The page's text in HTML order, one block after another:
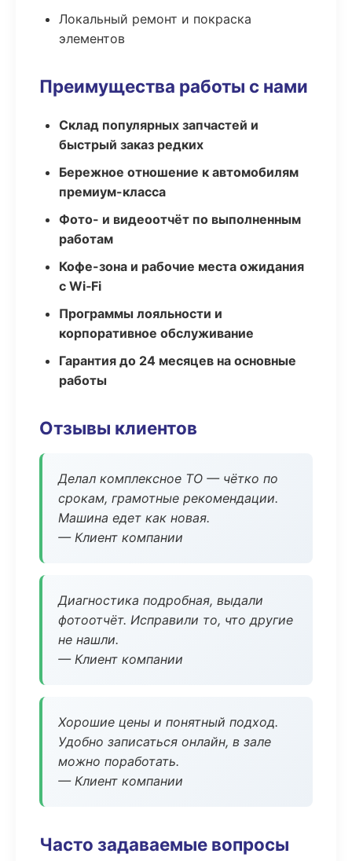
Локальный ремонт и покраска
элементов
Преимущества работы с нами
Склад популярных запчастей и
быстрый заказ редких
Бережное отношение к автомобилям
премиум-класса
Фото- и видеоотчёт по выполненным
работам
Кофе-зона и рабочие места ожидания
с Wi‑Fi
Программы лояльности и
корпоративное обслуживание
Гарантия до 24 месяцев на основные
работы
Отзывы клиентов
Делал комплексное ТО — чётко по
срокам, грамотные рекомендации.
Машина едет как новая.
— Клиент компании
Диагностика подробная, выдали
фотоотчёт. Исправили то, что другие
не нашли.
— Клиент компании
Хорошие цены и понятный подход.
Удобно записаться онлайн, в зале
можно поработать.
— Клиент компании
Часто задаваемые вопросы